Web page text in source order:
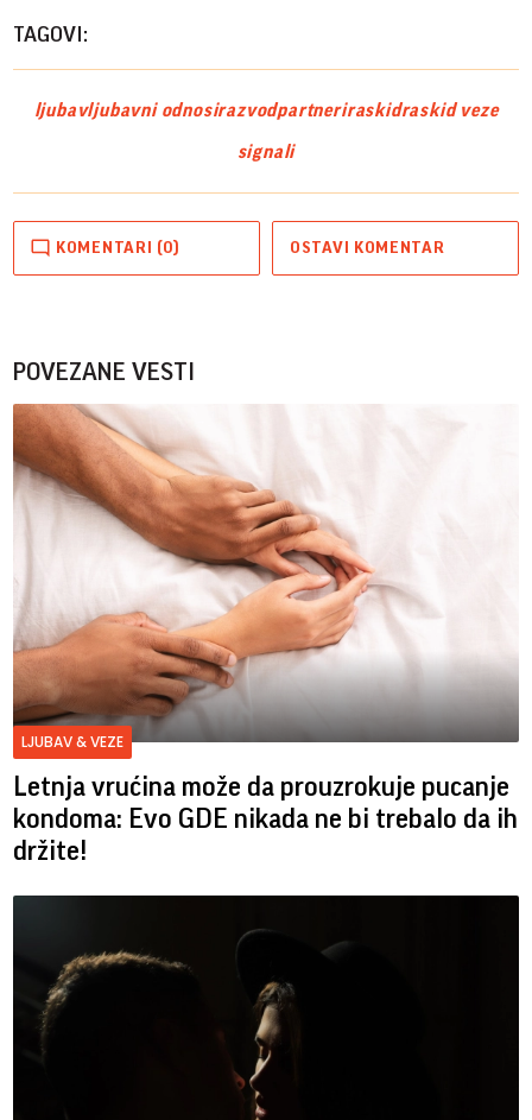
TAGOVI:
ljubavljubavni odnosirazvodpartneriraskidraskid veze
signali
KOMENTARI (0) OSTAVI KOMENTAR
POVEZANE VESTI
LJUBAV & VEZE
Letnja vrućina može da prouzrokuje pucanje
kondoma: Evo GDE nikada ne bi trebalo da ih
držite!